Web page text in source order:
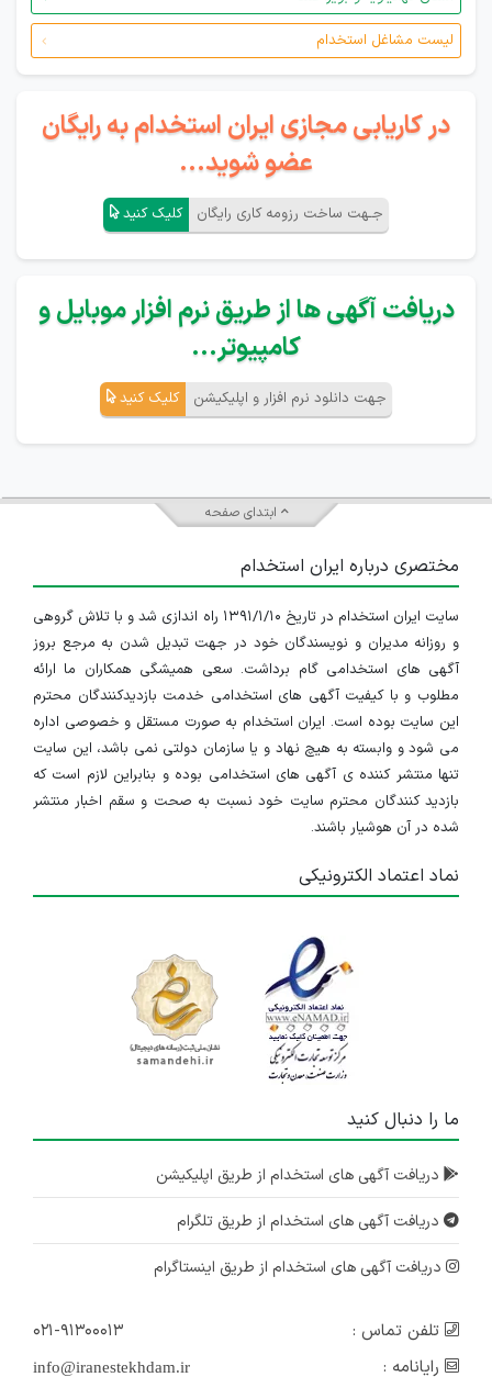
لیست مشاغل استخدام
در کاریابی مجازی ایران استخدام به رایگان
عضو شوید...
جـهت ساخت رزومه کاری رایگان کلیک کنید
دریافت آگهی ها از طریق نرم افزار موبایل و
کامپیوتر...
جهت دانلود نرم افزار و اپلیکیشن کلیک کنید
ابتدای صفحه
مختصری درباره ایران استخدام
سایت ایران استخدام در تاریخ ۱۳۹۱/۱/۱۰ راه اندازی شد و با تلاش گروهی
و روزانه مدیران و نویسندگان خود در جهت تبدیل شدن به مرجع بروز
آگهی های استخدامی گام برداشت. سعی همیشگی همکاران ما ارائه
مطلوب و با کیفیت آگهی های استخدامی خدمت بازدیدکنندگان محترم
این سایت بوده است. ایران استخدام به صورت مستقل و خصوصی اداره
می شود و وابسته به هیچ نهاد و یا سازمان دولتی نمی باشد، این سایت
تنها منتشر کننده ی آگهی های استخدامی بوده و بنابراین لازم است که
بازدید کنندگان محترم سایت خود نسبت به صحت و سقم اخبار منتشر
شده در آن هوشیار باشند.
نماد اعتماد الکترونیکی
ما را دنبال کنید
دریافت آگهی های استخدام از طریق اپلیکیشن
دریافت آگهی های استخدام از طریق تلگرام
دریافت آگهی های استخدام از طریق اینستاگرام
تلفن تماس :
۰۲۱-۹۱۳۰۰۰۱۳
رایانامه :
info@iranestekhdam.ir